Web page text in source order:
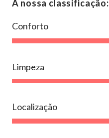
A nossa classificação:
Conforto
Limpeza
Localização